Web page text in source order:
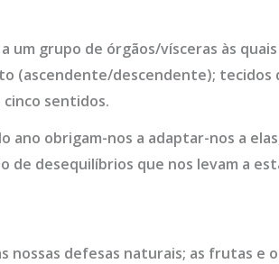
um grupo de órgãos/vísceras às
(ascendente/descendente); tecidos
sentidos.
ano obrigam-nos a adaptar-nos a
desequilíbrios que nos levam a
defesas naturais; as frutas e